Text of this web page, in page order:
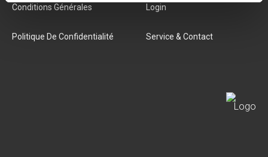
Conditions Générales
Politique De Confidentialité
Login
Service & Contact